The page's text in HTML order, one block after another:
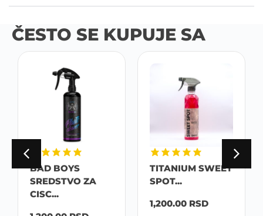
ČESTO SE KUPUJE SA
BAD BOYS
SREDSTVO ZA
CISC...
TITANIUM SWEET
SPOT...
1,200.00 RSD